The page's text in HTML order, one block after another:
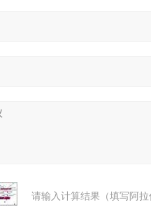
请输入计算结果（填写阿